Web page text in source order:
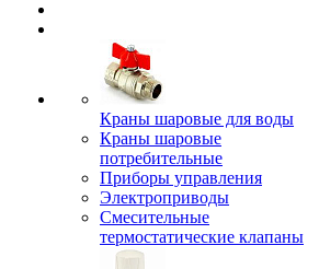
Краны шаровые для воды
Краны шаровые
потребительные
Приборы управления
Электроприводы
Смесительные
термостатические клапаны